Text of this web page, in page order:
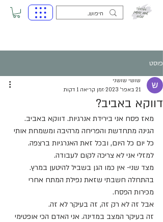
פוסט
דווקא באביב?
שושי שושני
21 באפר׳ 2023
זמן קריאה 1 דקות
מאז פסח אני בירידת אנרגיות. דווקא באביב.
הגינה מתחדשת והפריחה מרהיבה ומשמחת אותי
כל יום כל היום, ובכל זאת האנרגיות ברצפה.
למזלי אני לא צריכה לקום לעבודה.
מצד שני- אין כמו הגן בשביל להיטען במרץ.
בהתחלה חשבתי שזאת נפילת המתח אחרי
מכירות הפסח.
אבל זה לא רק זה, זה בעיקר לא זה.
זה בעיקר המצב במדינה. אני האדם הכי אופטימי